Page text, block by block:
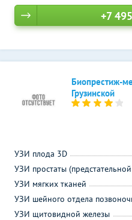
+7
Биопрестиж-
Грузинской
УЗИ плода 3D
УЗИ простаты
УЗИ мягких тканей
УЗИ шейного отдела
УЗИ щитовидной железы